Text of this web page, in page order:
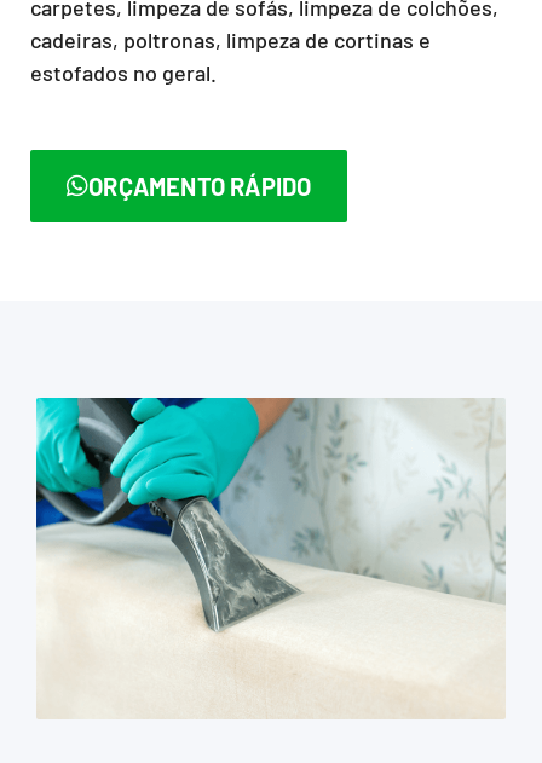
carpetes, limpeza de sofás, limpeza de colchões,
cadeiras, poltronas, limpeza de cortinas e
estofados no geral.
ORÇAMENTO RÁPIDO